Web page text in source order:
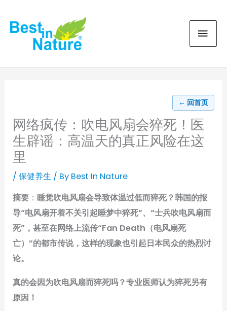
content
← 回首页
网络疯传：吹电风扇会猝死！医
生辟谣：高温天的真正风险在这
里
/保健养生 / By Best In Nature
摘要 ：睡觉吹电风扇会导致体温过低而猝死？韩国的报
导“电风扇开着不关引起睡梦中猝死”、“士兵吹电风扇而
死”，甚至在网络上流传“Fan Death（电风扇死
亡）”的都市传说，这样的现象也引起日本民众的热烈讨
论。
真的会因为吹电风扇而猝死吗？专业医师认为猝死另有
原因！